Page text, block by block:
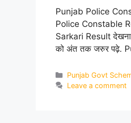
Punjab Police
Police Constable
Sarkari Result
को अंत तक जरुर पढ़े.
Categories
Punjab Govt
Leave a comment